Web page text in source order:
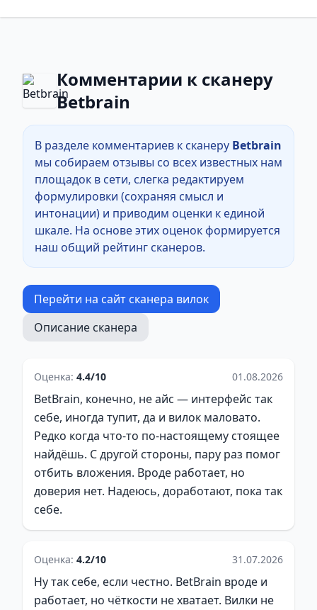
Комментарии к сканеру
Betbrain
В разделе комментариев к сканеру Betbrain
мы собираем отзывы со всех известных нам
площадок в сети, слегка редактируем
формулировки (сохраняя смысл и
интонации) и приводим оценки к единой
шкале. На основе этих оценок формируется
наш общий рейтинг сканеров.
Перейти на сайт сканера вилок
Описание сканера
Оценка: 4.4/10 01.08.2026
BetBrain, конечно, не айс — интерфейс так
себе, иногда тупит, да и вилок маловато.
Редко когда что-то по-настоящему стоящее
найдёшь. С другой стороны, пару раз помог
отбить вложения. Вроде работает, но
доверия нет. Надеюсь, доработают, пока так
себе.
Оценка: 4.2/10 31.07.2026
Ну так себе, если честно. BetBrain вроде и
работает, но чёткости не хватает. Вилки не